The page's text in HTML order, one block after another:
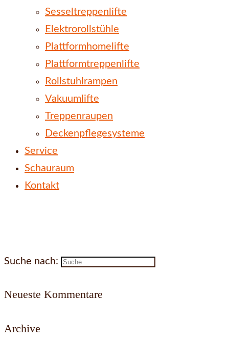
Sesseltreppenlifte
Elektrorollstühle
Plattformhomelifte
Plattformtreppenlifte
Rollstuhlrampen
Vakuumlifte
Treppenraupen
Deckenpflegesysteme
Service
Schauraum
Kontakt
Suche nach:
Neueste Kommentare
Archive